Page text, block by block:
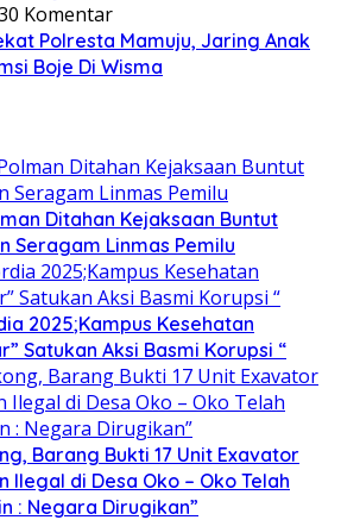
0 Komentar
Polresta Mamuju, Jaring Anak
Boje Di Wisma
Ditahan Kejaksaan Buntut
Seragam Linmas Pemilu
2025;Kampus Kesehatan
Satukan Aksi Basmi Korupsi “
Barang Bukti 17 Unit Exavator
Ilegal di Desa Oko – Oko Telah
: Negara Dirugikan”